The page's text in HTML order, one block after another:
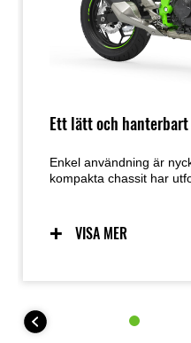
Ett lätt och hanterbart
Enkel användning är
kompakta chassit har
låg vikt, smidighet och
åtanke, ger utmärkt
VISA MER